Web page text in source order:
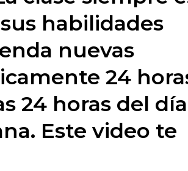
habilidades
nuevas
24
24 horas del
Este video te